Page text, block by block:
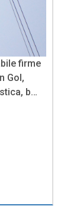
firme
Gol,
b…